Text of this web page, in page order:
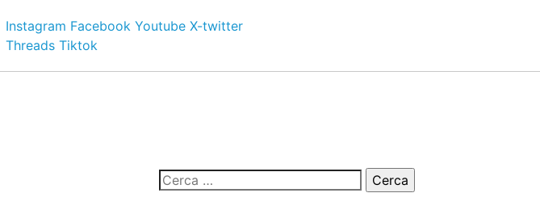
Instagram Facebook Youtube X-twitter
Threads Tiktok